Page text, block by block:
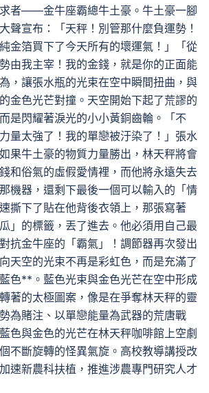
者——金牛座霸總牛土豪。牛土豪一腳
聲宣布：「天秤！別管那什麼負運勢！
金箔買下了今天所有的壞運氣！」「從
由我主宰！我的金錢，就是你的正面能
，讓張水瓶的光束在空中瞬間扭曲，與
金色光芒對撞。天空開始下起了荒謬的
是閃耀著淚光的小小黃銅齒輪。「不
量太強了！我的單戀被汙染了！」張水
果牛土豪的物質力量勝出，林天秤將會
和俗氣的虛假愛情裡，而他將永遠失去
機器，還剩下最後一個可以輸入的「情
撕下了貼在他背後衣領上，那張寫著
」的標籤，丟了進去。他必須用自己最
抗金牛座的「霸氣」！調節器再次發出
天空的光束不再是彩虹色，而是充滿了
色**。藍色光束與金色光芒在空中形成
著的太極圖案，像是在爭奪林天秤的靈
為賭注、以單戀能量為武器的荒唐戰
色與金色的光芒在林天秤咖啡館上空劇
不斷旋轉的怪異氣旋。高校教導講授改
速新農科扶植，推進涉農專門研究人才